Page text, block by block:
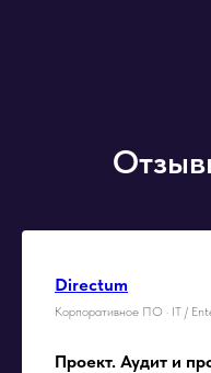
Directum
Корпоративное ПО · IT /
Проект. Аудит и